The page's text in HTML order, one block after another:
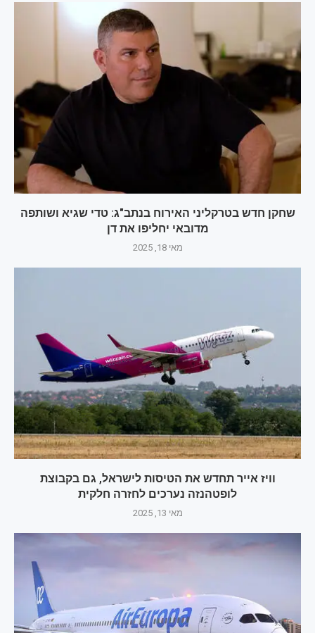
שחקן חדש בטרקליני האירוח בנתב"ג: טדי שגיא ושותפה
מדובאי יחליפו את דן
מאי 18, 2025
וויז אייר תחדש את הטיסות לישראל, גם בקבוצת
לופטהנזה נערכים לחזרה חלקית
מאי 13, 2025